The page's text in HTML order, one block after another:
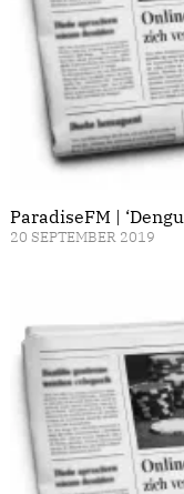
ParadiseFM |
20 SEPTEMBER 2019